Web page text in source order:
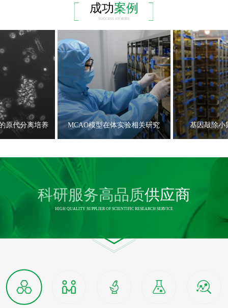
成功案例
SUCCESS STORIES
原代分离培养 MCAO模型在体实验相关研究 基因敲除小
科研服务高品质供应商
HIGH QUALITY SUPPLIER OF SCIENTIFIC RESEARCH SERVICE